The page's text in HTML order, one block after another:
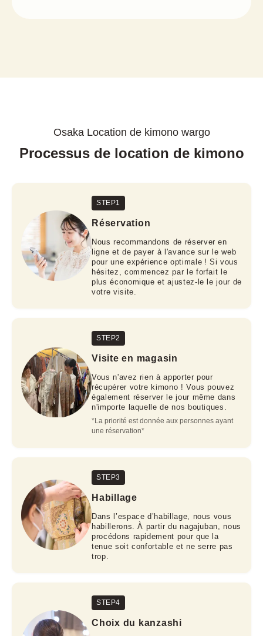
Osaka Location de kimono wargo
Processus de location de kimono
STEP1
Réservation
Nous recommandons de réserver en
ligne et de payer à l'avance sur le web
pour une expérience optimale ! Si vous
hésitez, commencez par le forfait le
plus économique et ajustez-le le jour de
votre visite.
STEP2
Visite en magasin
Vous n'avez rien à apporter pour
récupérer votre kimono ! Vous pouvez
également réserver le jour même dans
n'importe laquelle de nos boutiques.
*La priorité est donnée aux personnes ayant
une réservation*
STEP3
Habillage
Dans l’espace d’habillage, nous vous
habillerons. À partir du nagajuban, nous
procédons rapidement pour que la
tenue soit confortable et ne serre pas
trop.
STEP4
Choix du kanzashi